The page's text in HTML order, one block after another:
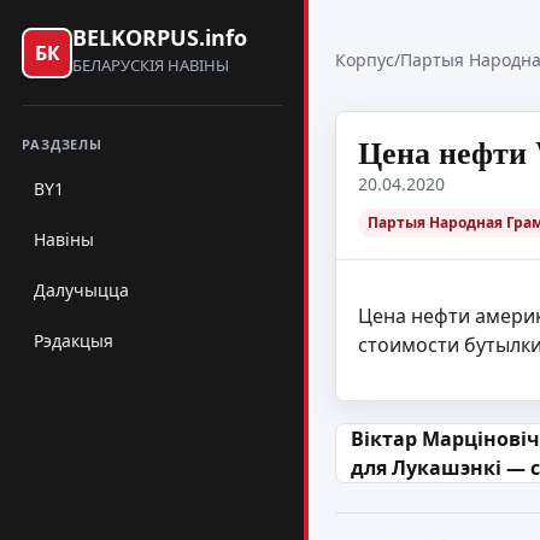
БК
BELKORPUS.info
БЕЛАРУСКІЯ НАВІНЫ
РАЗДЗЕЛЫ
BY1
Навіны
Далучыцца
Рэдакцыя
Корпус/Партыя
Цена нефти
20.04.2020
Партыя Народная
Цена нефти
стоимости
Навігацыя па
Віктар
для Лукашэнкі —